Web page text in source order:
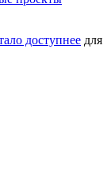
доступнее для